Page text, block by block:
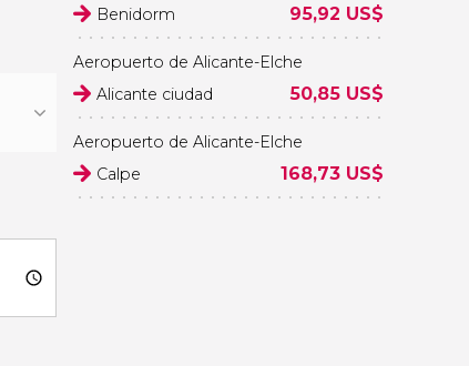
Raquel Mol
Benidorm
95,92 US$
Aeropuerto de Alicante-Elche
Alicante ciudad
50,85 US$
Aeropuerto de Alicante-Elche
Calpe
168,73 US$